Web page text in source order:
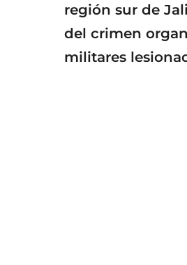
región sur de
del crimen
militares